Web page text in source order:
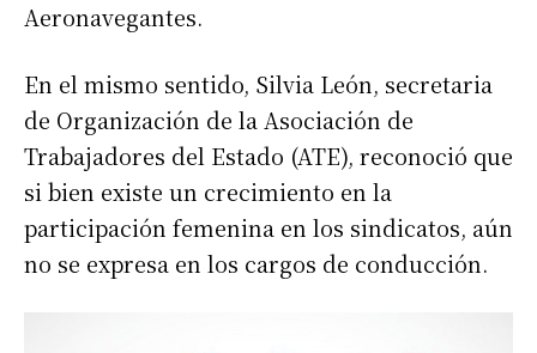
Aeronavegantes.
En el mismo sentido, Silvia León, secretaria
de Organización de la Asociación de
Trabajadores del Estado (ATE), reconoció que
si bien existe un crecimiento en la
participación femenina en los sindicatos, aún
no se expresa en los cargos de conducción.